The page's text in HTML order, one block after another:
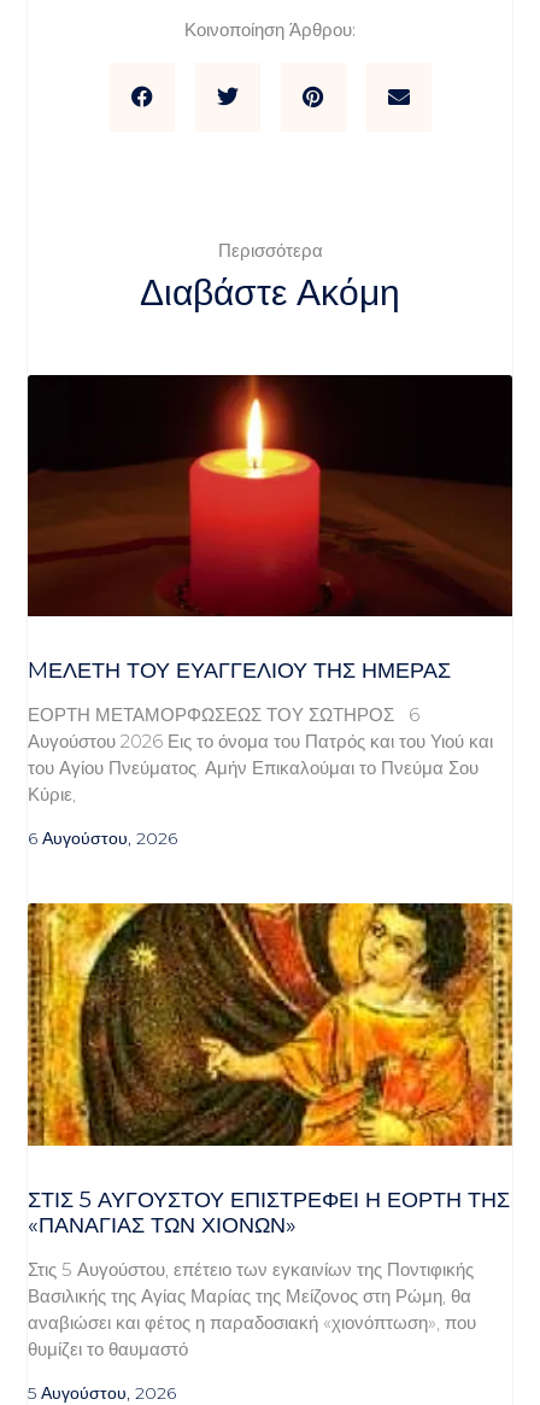
Κοινοποίηση Άρθρου:
Περισσότερα
Διαβάστε Ακόμη
MΕΛΈΤΗ ΤΟΥ ΕΥΑΓΓΕΛΊΟΥ ΤΗΣ ΗΜΈΡΑΣ
ΕΟΡΤΗ ΜΕΤΑΜΟΡΦΩΣΕΩΣ ΤΟΥ ΣΩΤΗΡΟΣ 6
Αυγούστου 2026 Εις το όνομα του Πατρός και του Υιού και
του Αγίου Πνεύματος. Αμήν Επικαλούμαι το Πνεύμα Σου
Κύριε,
6 Αυγούστου, 2026
ΣΤΙΣ 5 ΑΥΓΟΎΣΤΟΥ ΕΠΙΣΤΡΈΦΕΙ Η ΕΟΡΤΉ ΤΗΣ
«ΠΑΝΑΓΊΑΣ ΤΩΝ ΧΙΌΝΩΝ»
Στις 5 Αυγούστου, επέτειο των εγκαινίων της Ποντιφικής
Βασιλικής της Αγίας Μαρίας της Μείζονος στη Ρώμη, θα
αναβιώσει και φέτος η παραδοσιακή «χιονόπτωση», που
θυμίζει το θαυμαστό
5 Αυγούστου, 2026